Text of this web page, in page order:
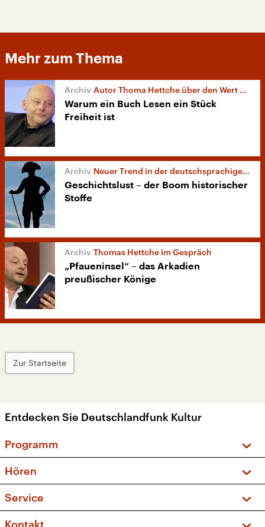
Mehr zum Thema
Autor Thoma Hettche über den Wert von Literatur
Warum ein Buch Lesen ein Stück
Freiheit ist
Neuer Trend in der deutschsprachigen Literatur
Geschichtslust – der Boom historischer
Stoffe
Thomas Hettche im Gespräch
„Pfaueninsel“ – das Arkadien
preußischer Könige
Zur Startseite
Entdecken Sie Deutschlandfunk Kultur
Programm
Sendungen und Podcasts
Musikliste
Kakadu – Das Kinderprogramm
Hören
Frequenzen (UKW + DAB+)
Service
FAQ
Kontakt